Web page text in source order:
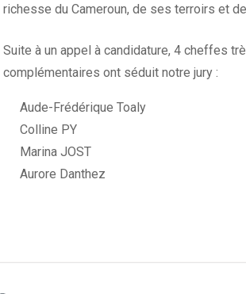
richesse du Cameroun, de ses terroirs et
Suite à un appel à candidature, 4 cheffes
complémentaires ont séduit notre jury :
Aude-Frédérique Toaly
Colline PY
Marina JOST
Aurore Danthez